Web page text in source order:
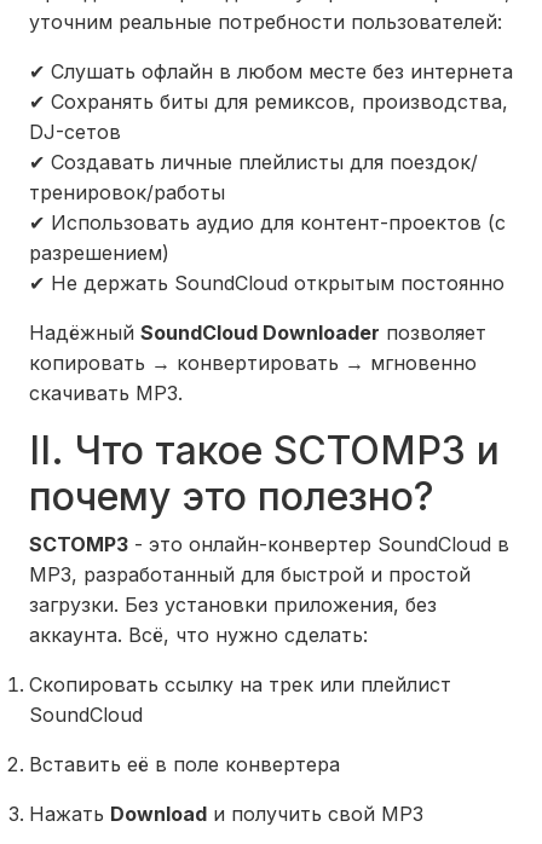
уточним реальные потребности пользователей:
✔ Слушать офлайн в любом месте без интернета
✔ Сохранять биты для ремиксов, производства,
DJ-сетов
✔ Создавать личные плейлисты для поездок/
тренировок/работы
✔ Использовать аудио для контент-проектов (с
разрешением)
✔ Не держать SoundCloud открытым постоянно
Надёжный SoundCloud Downloader позволяет
копировать → конвертировать → мгновенно
скачивать MP3.
II. Что такое SCTOMP3 и
почему это полезно?
SCTOMP3- это онлайн-конвертер SoundCloud в
MP3, разработанный для быстрой и простой
загрузки. Без установки приложения, без
аккаунта. Всё, что нужно сделать:
Скопировать ссылку на трек или плейлист
SoundCloud
Вставить её в поле конвертера
Нажать Downloadи получить свой MP3